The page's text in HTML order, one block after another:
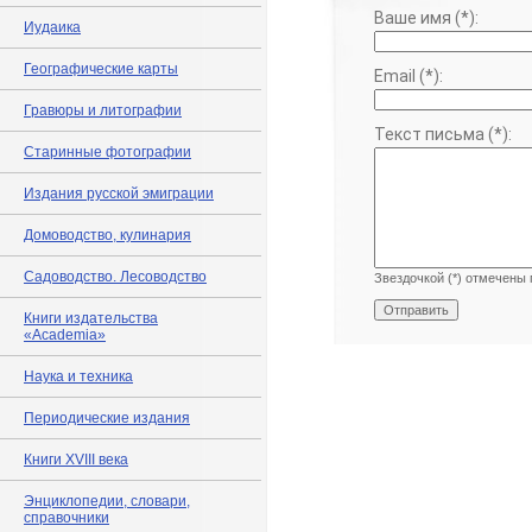
Иудаика
Географические карты
Гравюры и литографии
Старинные фотографии
Издания русской эмиграции
Домоводство, кулинария
Садоводство. Лесоводство
Книги издательства
«Academia»
Наука и техника
Периодические издания
Книги XVIII века
Энциклопедии, словари,
справочники
Ваше имя (*):
Email (*):
Текст письма (*):
Звездочкой (*) отмечены